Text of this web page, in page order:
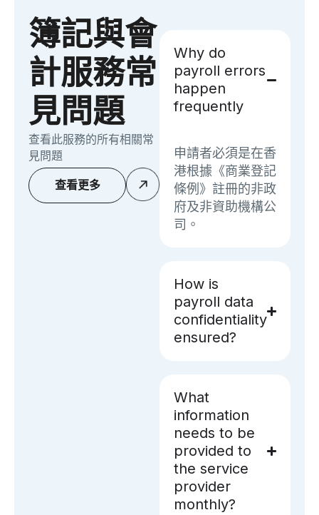
簿記與會
計服務常
見問題
查看此服務的所有相關常
見問題
查看更多
Why do
payroll errors
happen
frequently
申請者必須是在香
港根據《商業登記
條例》註冊的非政
府及非資助機構公
司。
How is
payroll data
confidentiality
ensured?
What
information
needs to be
provided to
the service
provider
monthly?